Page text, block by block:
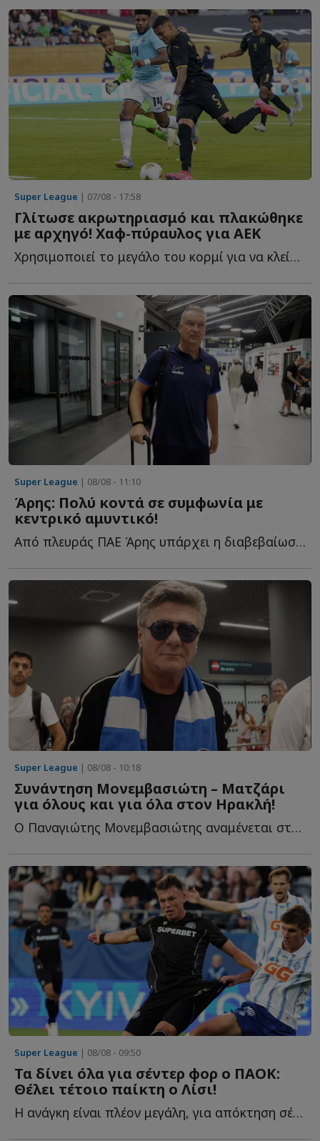
Super League | 07/08 - 17:58
Γλίτωσε ακρωτηριασμό και πλακώθηκε
με αρχηγό! Χαφ-πύραυλος για ΑΕΚ
Χρησιμοποιεί το μεγάλο του κορμί για να κλείσει χώρους, ν...
Super League | 08/08 - 11:10
Άρης: Πολύ κοντά σε συμφωνία με
κεντρικό αμυντικό!
Από πλευράς ΠΑΕ Άρης υπάρχει η διαβεβαίωση ότι πολύ σ...
Super League | 08/08 - 10:18
Συνάντηση Μονεμβασιώτη – Ματζάρι
για όλους και για όλα στον Ηρακλή!
Ο Παναγιώτης Μονεμβασιώτης αναμένεται στη Θεσσαλονίκη τ...
Super League | 08/08 - 09:50
Τα δίνει όλα για σέντερ φορ ο ΠΑΟΚ:
Θέλει τέτοιο παίκτη ο Λίσι!
Η ανάγκη είναι πλέον μεγάλη, για απόκτηση σέντερ φορ α...